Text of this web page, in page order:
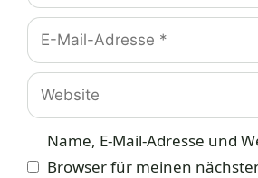
E-
Mail-
Adresse
Website
Name, E-Mail-Adresse und
Browser für meinen